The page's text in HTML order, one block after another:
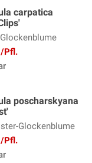
carpatica
Pfl.
poscharskyana
Glockenblume
Pfl.